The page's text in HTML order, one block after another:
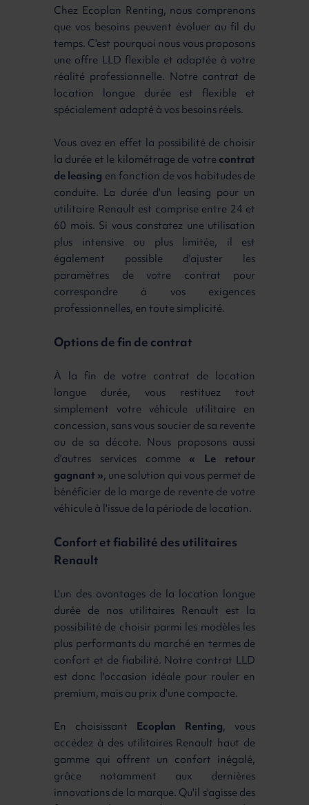
Chez Ecoplan Renting, nous comprenons
que vos besoins peuvent évoluer au fil du
temps. C'est pourquoi nous vous proposons
une offre LLD flexible et adaptée à votre
réalité professionnelle. Notre contrat de
location longue durée est flexible et
spécialement adapté à vos besoins réels.
Vous avez en effet la possibilité de choisir
la durée et le kilométrage de votrecontrat
de leasingen fonction de vos habitudes de
conduite. La durée d'un leasing pour un
utilitaire Renault est comprise entre 24 et
60 mois. Si vous constatez une utilisation
plus intensive ou plus limitée, il est
également possible d'ajuster les
paramètres de votre contrat pour
correspondre à vos exigences
professionnelles, en toute simplicité.
Options de fin de contrat
À la fin de votre contrat de location
longue durée, vous restituez tout
simplement votre véhicule utilitaire en
concession, sans vous soucier de sa revente
ou de sa décote. Nous proposons aussi
d'autres services comme« Le retour
gagnant », une solution qui vous permet de
bénéficier de la marge de revente de votre
véhicule à l'issue de la période de location.
Confort et fiabilité des utilitaires
Renault
L'un des avantages de la location longue
durée de nos utilitaires Renault est la
possibilité de choisir parmi les modèles les
plus performants du marché en termes de
confort et de fiabilité. Notre contrat LLD
est donc l'occasion idéale pour rouler en
premium, mais au prix d'une compacte.
En choisissant Ecoplan Renting, vous
accédez à des utilitaires Renault haut de
gamme qui offrent un confort inégalé,
grâce notamment aux dernières
innovations de la marque. Qu'il s'agisse des